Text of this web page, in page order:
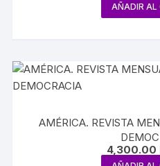
AÑADIR AL
AMÉRICA. REVISTA
4,300.00